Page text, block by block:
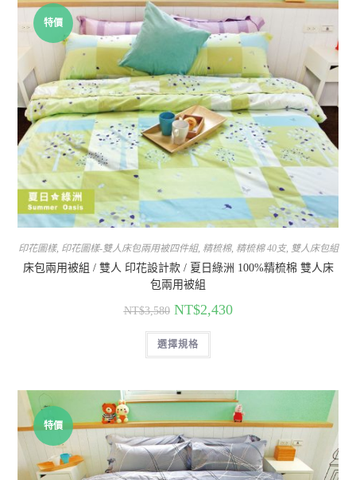
特價
印花圖樣, 印花圖樣-雙人床包兩用被四件組, 精梳棉, 精梳棉 40支, 雙人床包組
床包兩用被組 / 雙人 印花設計款 / 夏日綠洲 100%精梳棉 雙人床
包兩用被組
NT$3,580 NT$2,430
選擇規格
特價